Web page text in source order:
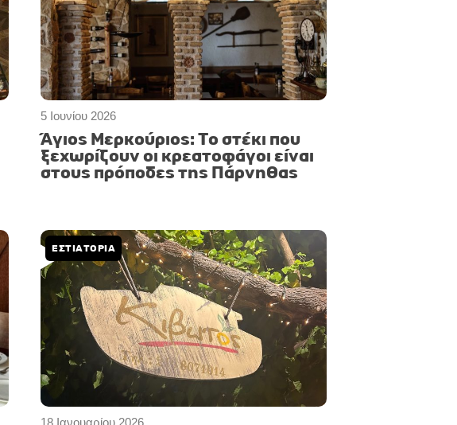
5 Ιουνίου 2026
Άγιος Μερκούριος: Το στέκι που
ξεχωρίζουν οι κρεατοφάγοι είναι
στους πρόποδες της Πάρνηθας
18 Ιανουαρίου 2026
ΕΣΤΙΑΤΟΡΙΑ